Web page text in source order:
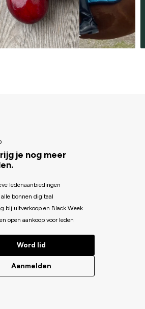
je nog meer
ledenaanbiedingen
alle bonnen digitaal
bij uitverkoop en Black Week
open aankoop voor leden
Word lid
Aanmelden